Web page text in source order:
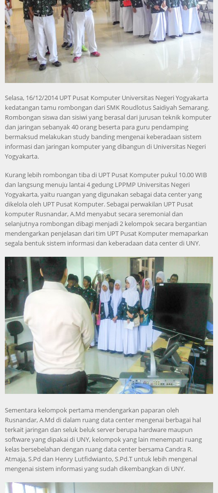
Selasa, 16/12/2014 UPT Pusat Komputer Universitas Negeri Yogyakarta
kedatangan tamu rombongan dari SMK Roudlotus Saidiyah Semarang.
Rombongan siswa dan sisiwi yang berasal dari jurusan teknik komputer
dan jaringan sebanyak 40 orang beserta para guru pendamping
bermaksud melakukan study banding mengenai keberadaan sistem
informasi dan jaringan komputer yang dibangun di Universitas Negeri
Yogyakarta.
Kurang lebih rombongan tiba di UPT Pusat Komputer pukul 10.00 WIB
dan langsung menuju lantai 4 gedung LPPMP Universitas Negeri
Yogyakarta, yaitu ruangan yang digunakan sebagai data center yang
dikelola oleh UPT Pusat Komputer. Sebagai perwakilan UPT Pusat
komputer Rusnandar, A.Md menyabut secara seremonial dan
selanjutnya rombongan dibagi menjadi 2 kelompok secara bergantian
mendengarkan penjelasan dari tim UPT Pusat Komputer memaparkan
segala bentuk sistem informasi dan keberadaan data center di UNY.
Sementara kelompok pertama mendengarkan paparan oleh
Rusnandar, A.Md di dalam ruang data center mengenai berbagai hal
terkait jaringan dan seluk beluk server berupa hardware maupun
software yang dipakai di UNY, kelompok yang lain menempati ruang
kelas bersebelahan dengan ruang data center bersama Candra R.
Atmaja, S.Pd dan Henry Lutfidwianto, S.Pd.T untuk lebih mengenal
mengenai sistem informasi yang sudah dikembangkan di UNY.